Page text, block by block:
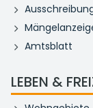
Amtsblatt
LEBEN &